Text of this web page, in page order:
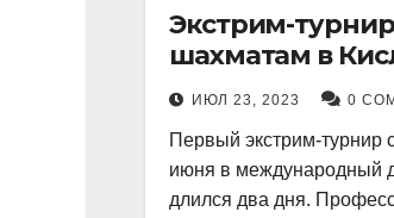
Экстрим-
шахматам в
ИЮЛ 23, 2023 0
Первый экстрим-турнир
июня в международный
длился два дня.